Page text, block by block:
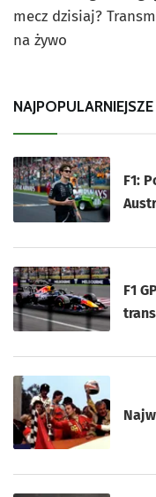
mecz dzisiaj?
na żywo
NAJPOPULARNIEJSZE
F1:
F1